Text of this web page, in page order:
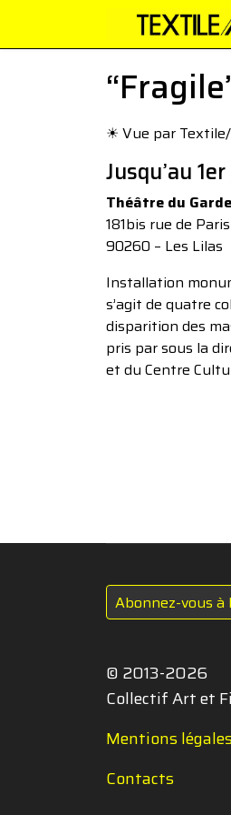
☀︎ Vue par
Jusqu’au
Théâtre du
181bis rue de Paris
90260 – Les Lilas
Installation
s’agit de quatre
disparition des
pris par sous la
et du Centre
Abonnez-vous
© 2013-2026
Collectif Art et
Mentions légales
Contacts